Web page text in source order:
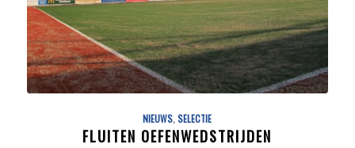
NIEUWS,SELECTIE
FLUITEN OEFENWEDSTRIJDEN